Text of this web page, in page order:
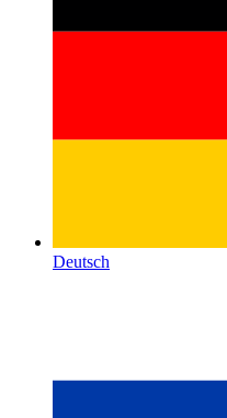
Deutsch